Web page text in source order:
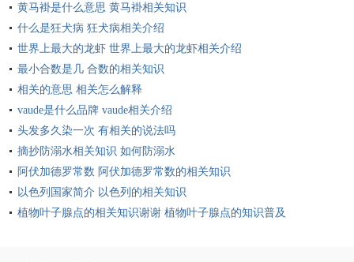
黄马褂是什么意思 黄马褂相关知识
什么是狂犬病 狂犬病相关介绍
世界上最大的龙虾 世界上最大的龙虾相关介绍
最小合数是几 合数的相关知识
相关的意思 相关怎么解释
vaude是什么品牌 vaude相关介绍
头发多久染一次 有相关的说法吗
摘抄防溺水相关知识 如何防溺水
阿伏加德罗常数 阿伏加德罗常数的相关知识
以色列国家简介 以色列的相关知识
植物叶子腺点的相关知识谢谢 植物叶子腺点的知识普及